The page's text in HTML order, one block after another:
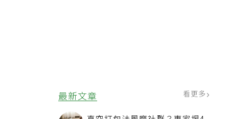
最新文章 看更多